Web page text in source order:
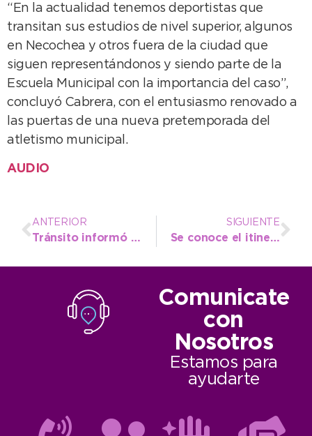
“En la actualidad tenemos deportistas que
transitan sus estudios de nivel superior, algunos
en Necochea y otros fuera de la ciudad que
siguen representándonos y siendo parte de la
Escuela Municipal con la importancia del caso”,
concluyó Cabrera, con el entusiasmo renovado a
las puertas de una nueva pretemporada del
atletismo municipal.
AUDIO
ANTERIOR
Tránsito informó accesos a la ciudad y lugares de circulación y estacionamiento para el recital de La Renga
SIGUIENTE
Se conoce el itinerario de las líneas modificadas del transporte urbano para este fin de semana
Comunicate
con
Nosotros
Estamos para
ayudarte